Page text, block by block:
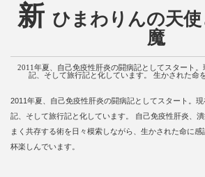
新 ひまわりんの天
魔
2011年夏、自己免疫性肝炎の闘病記としてスタート
記、そして旅行記と化しています。 生かされた命
2011年夏、自己免疫性肝炎の闘病記としてスタート。
記、そして旅行記と化しています。 自己免疫性肝炎、
まく共存する術を日々模索しながら、生かされた命に
杯楽しんでいます。